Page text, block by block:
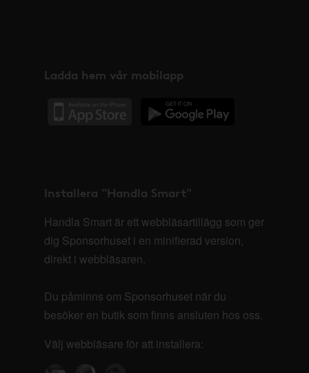
Ladda hem vår mobilapp
Installera "Handla Smart"
Handla Smart är ett webbläsartillägg som ger
dig Sponsorhuset i en minifierad version,
direkt i webbläsaren.
Du påminns om Sponsorhuset när du
besöker en butik som finns ansluten hos oss.
Välj webbläsare för att installera: